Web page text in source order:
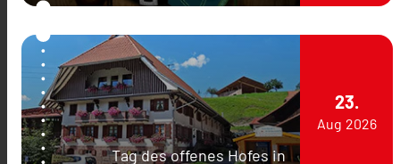
Tag des offenes Hofes in
23.
Aug 2026